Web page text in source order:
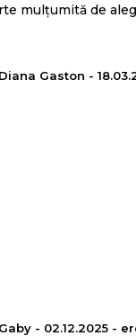
és
az izmokat és
mulțumită de
Gaston -
- 02.12.2025 -